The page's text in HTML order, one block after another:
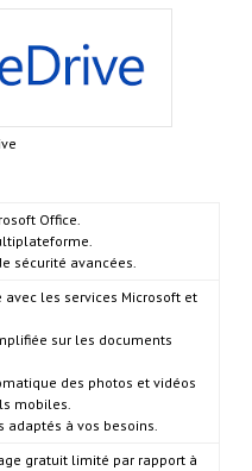
Office.
sécurité avancées.
les services Microsoft et
sur les documents
des photos et vidéos
mobiles.
à vos besoins.
gratuit limité par rapport à